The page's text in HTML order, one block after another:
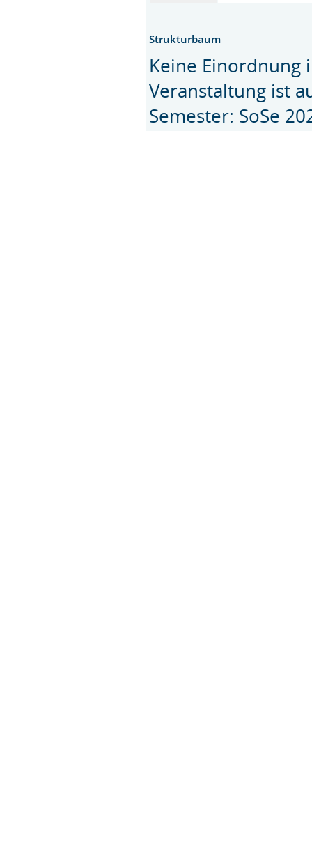
Strukturbaum
Keine Einordnung
Veranstaltung ist
Semester: SoSe